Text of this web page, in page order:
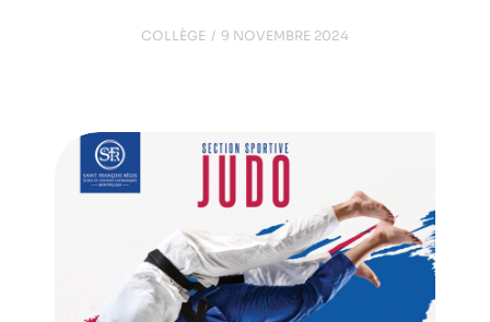
COLLÈGE 9 NOVEMBRE 2024